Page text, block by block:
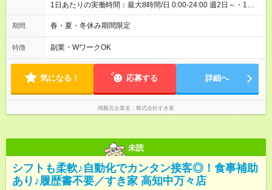
1日あたりの実働時間：最大8時間/日 0:00-24:00 週2日～・1日
2h～OK ＜シフト例＞ 〇朝帯 5:00-9:00 〇昼帯 9:00-14:00 〇午
後帯 14:00-18:00 〇夜帯 18:00-22:00 〇深夜帯 22:00-翌5:00 基
ます♪
期間 春・夏・冬休み期間限定
特徴 副業・WワークOK
気になる！ 応募する 詳細へ
掲載元企業名 株式会社すき家
未読
シフトも柔軟♪自動化でカンタン接客◎！食事補助
あり♪履歴書不要／すき家 高知中万々店